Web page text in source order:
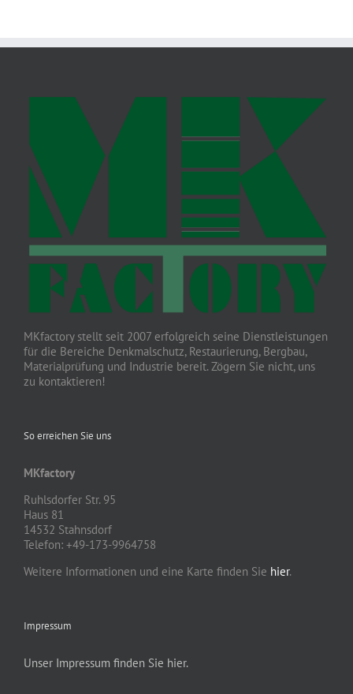
MKfactory stellt seit 2007 erfolgreich seine Dienstleistungen
für die Bereiche Denkmalschutz, Restaurierung, Bergbau,
Materialprüfung und Industrie bereit. Zögern Sie nicht, uns
zu kontaktieren!
So erreichen Sie uns
MKfactory
Ruhlsdorfer Str. 95
Haus 81
14532 Stahnsdorf
Telefon: +49-173-9964758
Weitere Informationen und eine Karte finden Sie hier.
Impressum
Unser Impressum finden Sie hier.